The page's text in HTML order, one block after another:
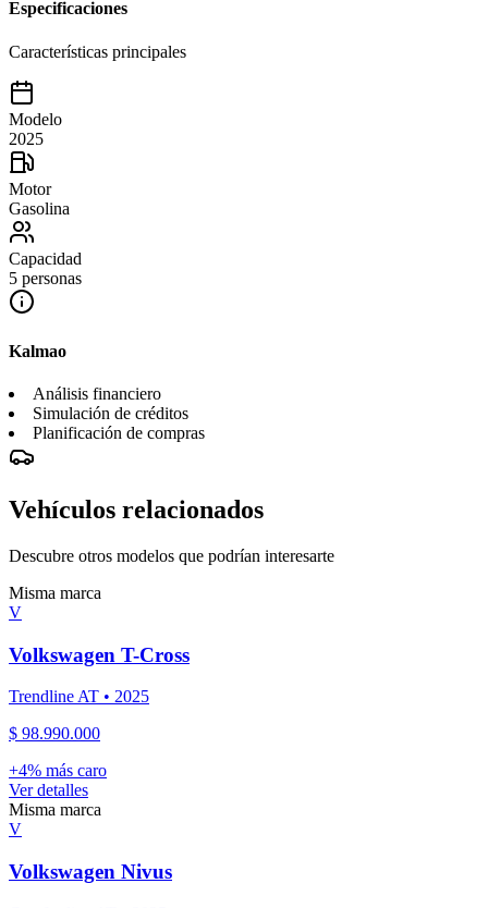
Especificaciones
Características principales
Modelo
2025
Motor
Gasolina
Capacidad
5 personas
Kalmao
Análisis financiero
Simulación de créditos
Planificación de compras
Vehículos relacionados
Descubre otros modelos que podrían interesarte
Misma marca
V
Volkswagen T-Cross
Trendline AT • 2025
$ 98.990.000
+4% más caro
Ver detalles
Misma marca
V
Volkswagen Nivus